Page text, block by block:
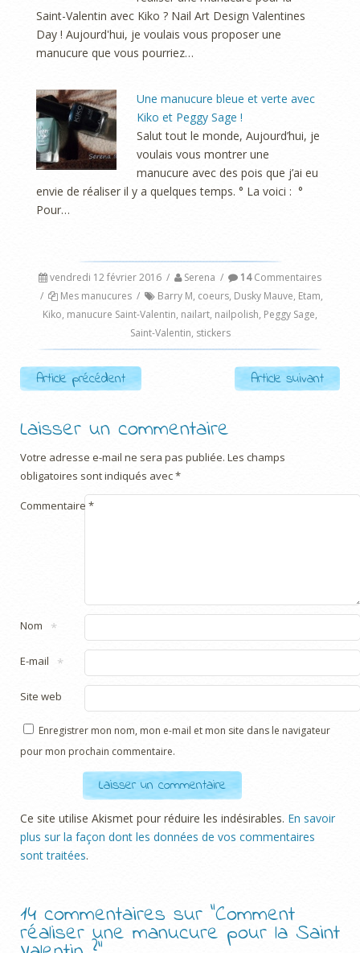
Saint-Valentin avec Kiko ? Nail Art Design Valentines
Day ! Aujourd'hui, je voulais vous proposer une
manucure que vous pourriez…
Une manucure bleue et verte avec
Kiko et Peggy Sage !
Salut tout le monde, Aujourd’hui, je
voulais vous montrer une
manucure avec des pois que j’ai eu
envie de réaliser il y a quelques temps. ° La voici : °
Pour…
vendredi 12 février 2016 / Serena / 14Commentaires
/
Mes manucures / Barry M, coeurs, Dusky Mauve, Etam,
Kiko, manucure Saint-Valentin, nailart, nailpolish, Peggy Sage,
Saint-Valentin, stickers
Post navigation
Article précédent Article suivant
Laisser un commentaire
Votre adresse e-mail ne sera pas publiée. Les champs
obligatoires sont indiqués avec*
Commentaire *
Nom *
E-mail *
Site web
Enregistrer mon nom, mon e-mail et mon site dans le navigateur
pour mon prochain commentaire.
Ce site utilise Akismet pour réduire les indésirables. En savoir
plus sur la façon dont les données de vos commentaires
sont traitées.
14 commentaires sur “Comment
réaliser une manucure pour la Saint